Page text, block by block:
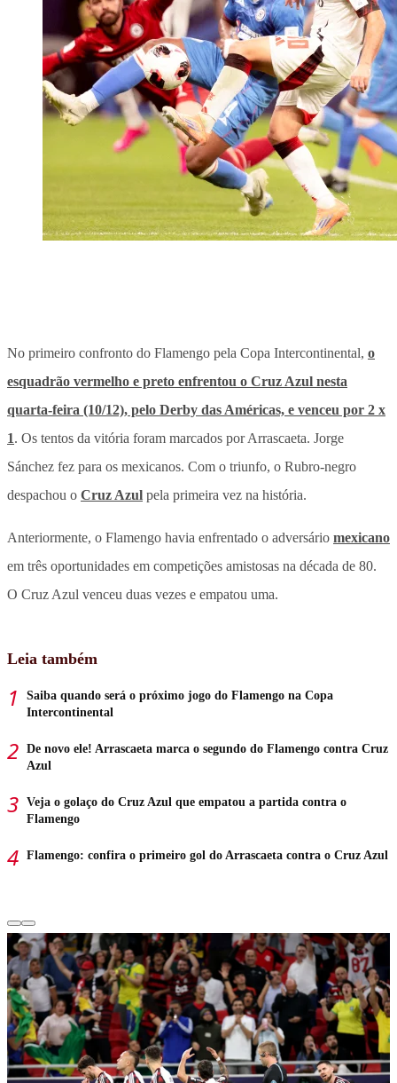
No primeiro confronto do Flamengo pela Copa Intercontinental, o
esquadrão vermelho e preto enfrentou o Cruz Azul nesta
quarta-feira (10/12), pelo Derby das Américas, e venceu por 2 x
1. Os tentos da vitória foram marcados por Arrascaeta. Jorge
Sánchez fez para os mexicanos. Com o triunfo, o Rubro-negro
despachou o Cruz Azul pela primeira vez na história.
Anteriormente, o Flamengo havia enfrentado o adversário mexicano
em três oportunidades em competições amistosas na década de 80.
O Cruz Azul venceu duas vezes e empatou uma.
Leia também
Saiba quando será o próximo jogo do Flamengo na Copa
Intercontinental
De novo ele! Arrascaeta marca o segundo do Flamengo contra Cruz
Azul
Veja o golaço do Cruz Azul que empatou a partida contra o
Flamengo
Flamengo: confira o primeiro gol do Arrascaeta contra o Cruz Azul